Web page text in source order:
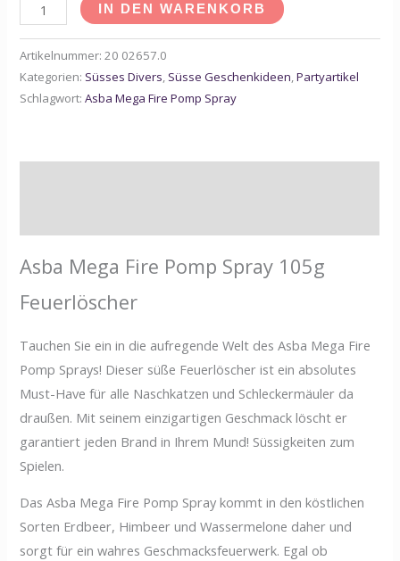
IN DEN WARENKORB
Artikelnummer:20 02657.0
Kategorien: Süsses Divers, Süsse Geschenkideen,Partyartikel
Schlagwort:Asba Mega Fire Pomp Spray
Asba Mega Fire Pomp Spray 105g
Feuerlöscher
Tauchen Sie ein in die aufregende Welt des Asba Mega Fire
Pomp Sprays! Dieser süße Feuerlöscher ist ein absolutes
Must-Have für alle Naschkatzen und Schleckermäuler da
draußen. Mit seinem einzigartigen Geschmack löscht er
garantiert jeden Brand in Ihrem Mund! Süssigkeiten zum
Spielen.
Das Asba Mega Fire Pomp Spray kommt in den köstlichen
Sorten Erdbeer, Himbeer und Wassermelone daher und
sorgt für ein wahres Geschmacksfeuerwerk. Egal ob